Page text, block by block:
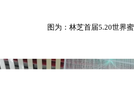
届5.20世界蜜蜂日庆